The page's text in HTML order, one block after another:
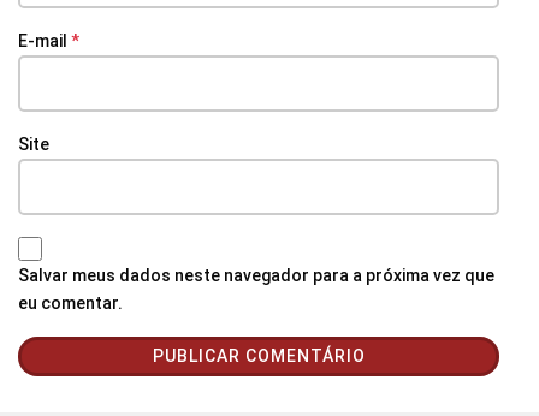
E-mail *
Site
Salvar meus dados neste navegador para a próxima vez que
eu comentar.